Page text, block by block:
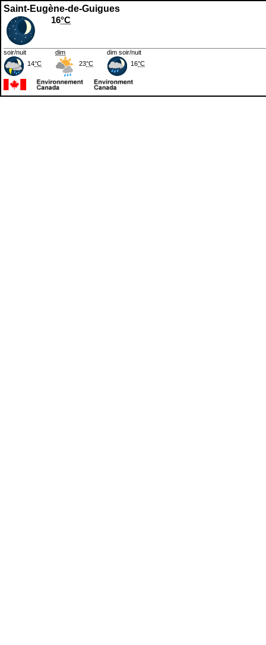
Saint-Eugène-de-Guigues
16°C
soir/nuit
14°C
dim
23°C
dim soir/nuit
16°C